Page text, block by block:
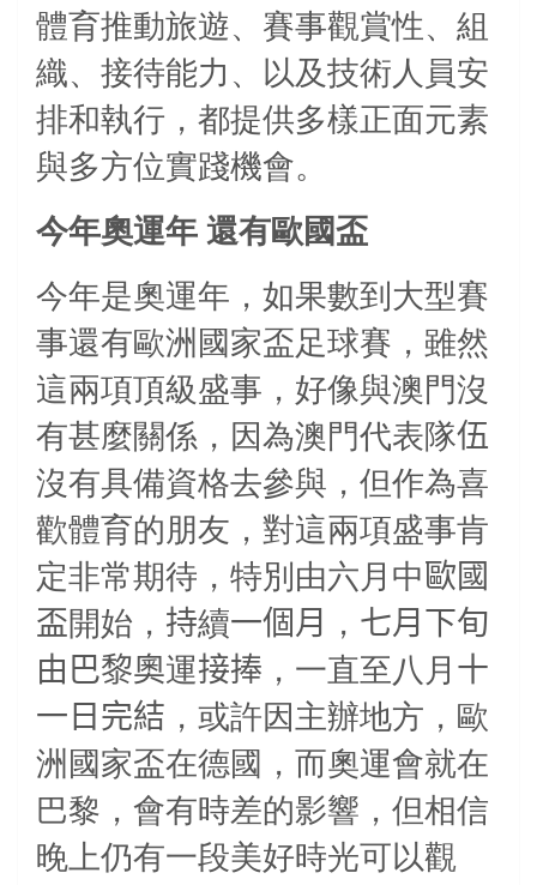
體育推動旅遊、賽事觀賞性、組
織、接待能力、以及技術人員安
排和執行，都提供多樣正面元素
與多方位實踐機會。
今年奧運年 還有歐國盃
今年是奧運年，如果數到大型賽
事還有歐洲國家盃足球賽，雖然
這兩項頂級盛事，好像與澳門沒
有甚麼關係，因為澳門代表隊伍
沒有具備資格去參與，但作為喜
歡體育的朋友，對這兩項盛事肯
定非常期待，特別由六月中歐國
盃開始， 持續一個月 ， 七月下旬
由巴黎奧運接捧 ，一直至八月 十
一日完結 ，或許因主辦地方，歐
洲國家盃在德國，而奧運會就在
巴黎，會有時差的影響，但相信
晚上仍有一段美好時光可以觀